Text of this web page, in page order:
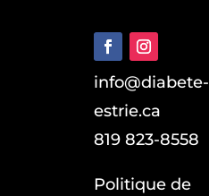
info@diabete-
estrie.ca
819 823-8558
Politique de